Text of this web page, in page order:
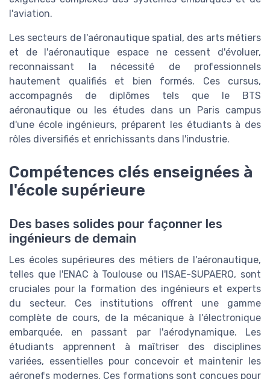
l'aviation.
Les secteurs de l'aéronautique spatial, des arts métiers
et de l'aéronautique espace ne cessent d'évoluer,
reconnaissant la nécessité de professionnels
hautement qualifiés et bien formés. Ces cursus,
accompagnés de diplômes tels que le BTS
aéronautique ou les études dans un Paris campus
d'une école ingénieurs, préparent les étudiants à des
rôles diversifiés et enrichissants dans l'industrie.
Compétences clés enseignées à
l'école supérieure
Des bases solides pour façonner les
ingénieurs de demain
Les écoles supérieures des métiers de l'aéronautique,
telles que l'ENAC à Toulouse ou l'ISAE-SUPAERO, sont
cruciales pour la formation des ingénieurs et experts
du secteur. Ces institutions offrent une gamme
complète de cours, de la mécanique à l'électronique
embarquée, en passant par l'aérodynamique. Les
étudiants apprennent à maîtriser des disciplines
variées, essentielles pour concevoir et maintenir les
aéronefs modernes. Ces formations sont conçues pour